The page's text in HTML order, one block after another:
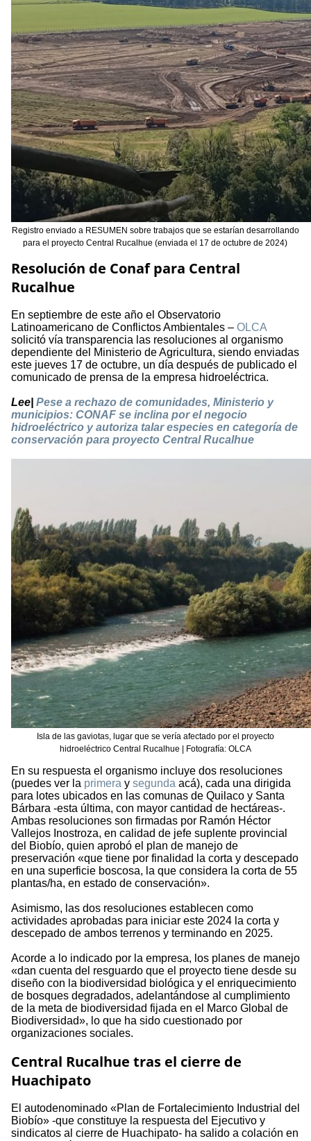
Registro enviado a RESUMEN sobre trabajos que se estarían desarrollando
para el proyecto Central Rucalhue (enviada el 17 de octubre de 2024)
Resolución de Conaf para Central
Rucalhue
En septiembre de este año el Observatorio
Latinoamericano de Conflictos Ambientales – OLCA
solicitó vía transparencia las resoluciones al organismo
dependiente del Ministerio de Agricultura, siendo enviadas
este jueves 17 de octubre, un día después de publicado el
comunicado de prensa de la empresa hidroeléctrica.
Lee| Pese a rechazo de comunidades, Ministerio y
municipios: CONAF se inclina por el negocio
hidroeléctrico y autoriza talar especies en categoría de
conservación para proyecto Central Rucalhue
Isla de las gaviotas, lugar que se vería afectado por el proyecto
hidroeléctrico Central Rucalhue | Fotografía: OLCA
En su respuesta el organismo incluye dos resoluciones
(puedes ver la primera y segunda acá), cada una dirigida
para lotes ubicados en las comunas de Quilaco y Santa
Bárbara -esta última, con mayor cantidad de hectáreas-.
Ambas resoluciones son firmadas por Ramón Héctor
Vallejos Inostroza, en calidad de jefe suplente provincial
del Biobío, quien aprobó el plan de manejo de
preservación «que tiene por finalidad la corta y descepado
en una superficie boscosa, la que considera la corta de 55
plantas/ha, en estado de conservación».
Asimismo, las dos resoluciones establecen como
actividades aprobadas para iniciar este 2024 la corta y
descepado de ambos terrenos y terminando en 2025.
Acorde a lo indicado por la empresa, los planes de manejo
«dan cuenta del resguardo que el proyecto tiene desde su
diseño con la biodiversidad biológica y el enriquecimiento
de bosques degradados, adelantándose al cumplimiento
de la meta de biodiversidad fijada en el Marco Global de
Biodiversidad», lo que ha sido cuestionado por
organizaciones sociales.
Central Rucalhue tras el cierre de
Huachipato
El autodenominado «Plan de Fortalecimiento Industrial del
Biobío» -que constituye la respuesta del Ejecutivo y
sindicatos al cierre de Huachipato- ha salido a colación en